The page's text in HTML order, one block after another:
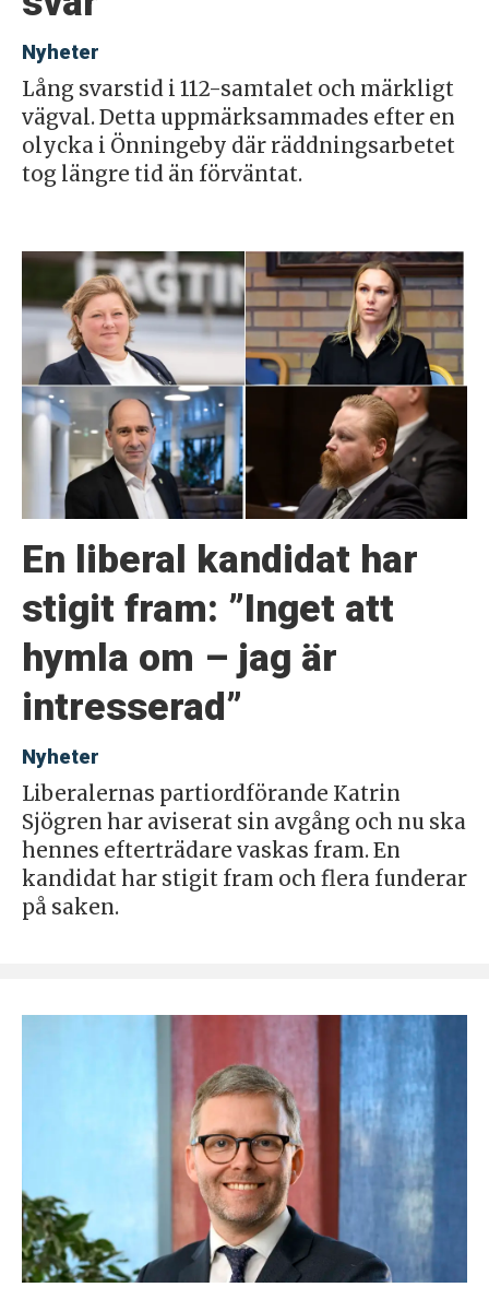
Nyheter
Lång svarstid i 112-samtalet och märkligt
vägval. Detta uppmärksammades efter en
olycka i Önningeby där räddningsarbetet
tog längre tid än förväntat.
En liberal kandidat har
stigit fram: ”Inget att
hymla om – jag är
intresserad”
Nyheter
Liberalernas partiordförande Katrin
Sjögren har aviserat sin avgång och nu ska
hennes efterträdare vaskas fram. En
kandidat har stigit fram och flera funderar
på saken.